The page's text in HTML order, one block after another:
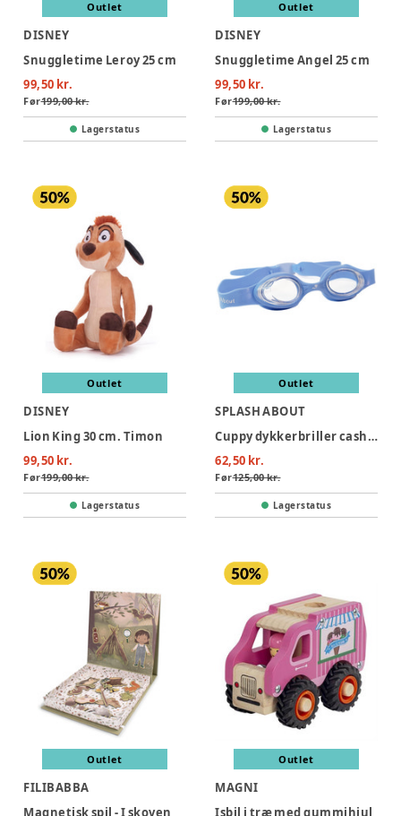
Outlet
DISNEY
Snuggletime Leroy 25 cm
99,50 kr.
Før199,00 kr.
Lagerstatus
Outlet
DISNEY
Snuggletime Angel 25 cm
99,50 kr.
Før199,00 kr.
Lagerstatus
Outlet
DISNEY
Lion King 30 cm. Timon
99,50 kr.
Før199,00 kr.
Lagerstatus
Outlet
SPLASH ABOUT
Cuppy dykkerbriller cashmere- infant 2-6 years
62,50 kr.
Før125,00 kr.
Lagerstatus
Outlet
FILIBABBA
Magnetisk spil - I skoven
Outlet
MAGNI
Isbil i træ med gummihjul